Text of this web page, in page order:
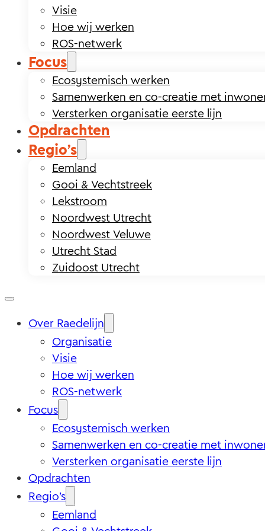
Visie
Hoe wij werken
ROS-netwerk
Focus
Ecosystemisch werken
Samenwerken en co-creatie met
Versterken organisatie eerste lijn
Opdrachten
Regio’s
Eemland
Gooi & Vechtstreek
Lekstroom
Noordwest Utrecht
Noordwest Veluwe
Utrecht Stad
Zuidoost Utrecht
Over Raedelijn
Organisatie
Visie
Hoe wij werken
ROS-netwerk
Focus
Ecosystemisch werken
Samenwerken en co-creatie met
Versterken organisatie eerste lijn
Opdrachten
Regio’s
Eemland